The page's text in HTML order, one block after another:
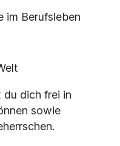
im Berufsleben
du dich frei in
sowie